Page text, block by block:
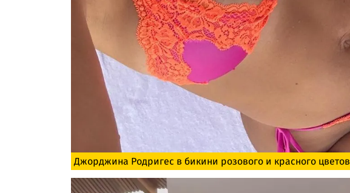
Джорджина Родригес в бикини розового и красного цветов